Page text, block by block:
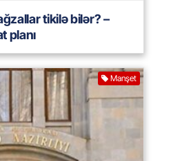
tikilə bilər? –
planı
Manşet